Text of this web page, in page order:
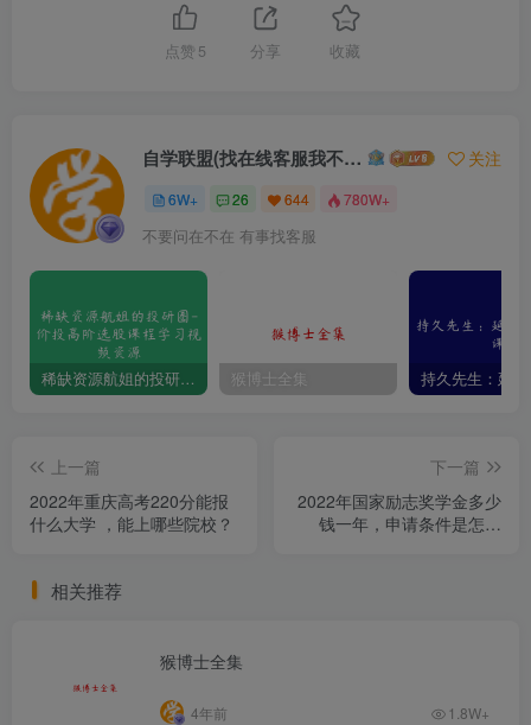
点赞 5 分享 收藏
自学联盟(找在线客服我不回信息的) 关注
6W+ 26 644 780W+
不要问在不在 有事找客服
稀缺资源航姐的投研圈-价投高阶选股课程学习视频资源 猴博士全集
上一篇
2022年重庆高考220分能报
什么大学 ，能上哪些院校？
下一篇
2022年国家励志奖学金多少
钱一年，申请条件是怎样
相关推荐
猴博士全集
4年前 1.8W+